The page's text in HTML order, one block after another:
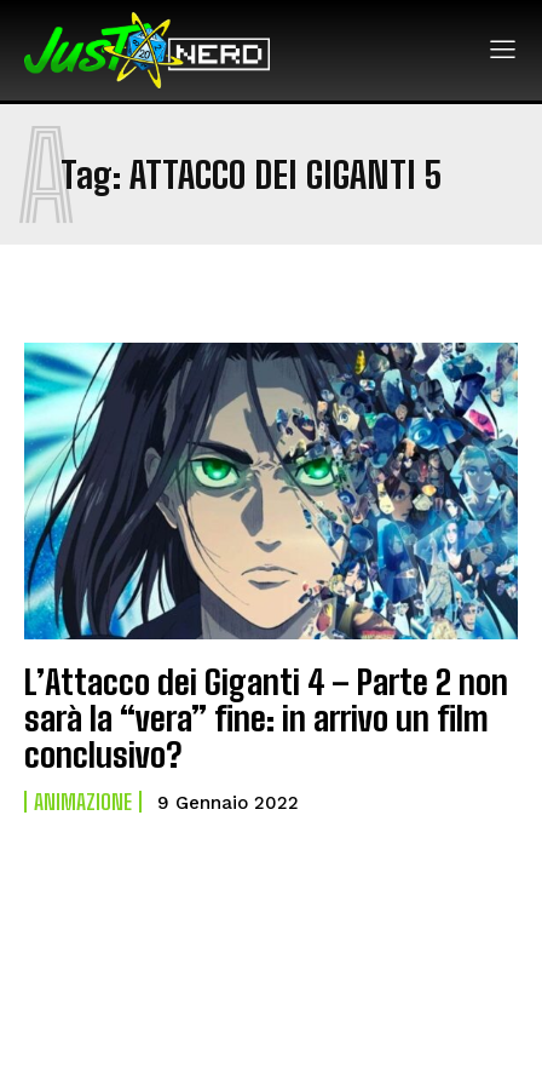
Tag: ATTACCO DEI GIGANTI 5
A
L’Attacco dei Giganti 4 – Parte 2 non
sarà la “vera” fine: in arrivo un film
conclusivo?
ANIMAZIONE 9 Gennaio 2022